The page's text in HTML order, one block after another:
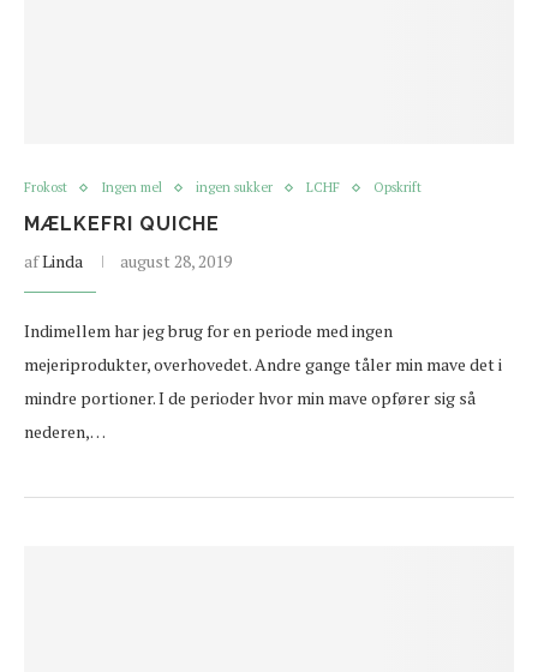
Frokost Ingen mel ingen sukker LCHF Opskrift
MÆLKEFRI QUICHE
afLinda august 28, 2019
Indimellem har jeg brug for en periode med ingen
mejeriprodukter, overhovedet. Andre gange tåler min mave det i
mindre portioner. I de perioder hvor min mave opfører sig så
nederen,…